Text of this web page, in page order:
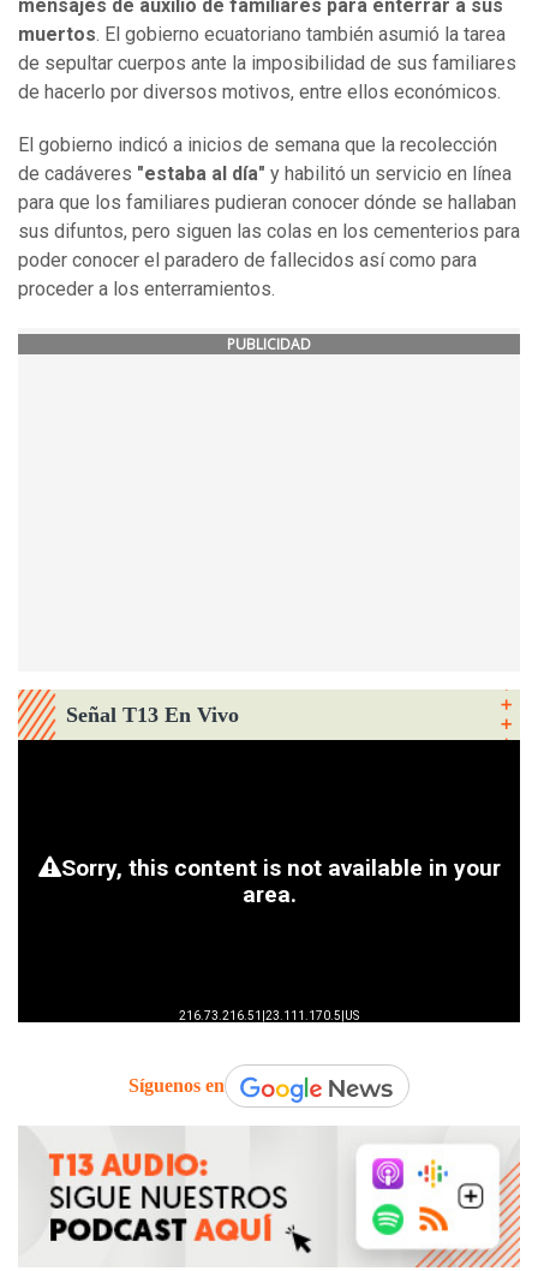
mensajes de auxilio de familiares para enterrar a sus
muertos. El gobierno ecuatoriano también asumió la tarea
de sepultar cuerpos ante la imposibilidad de sus familiares
de hacerlo por diversos motivos, entre ellos económicos.
El gobierno indicó a inicios de semana que la recolección
de cadáveres "estaba al día" y habilitó un servicio en línea
para que los familiares pudieran conocer dónde se hallaban
sus difuntos, pero siguen las colas en los cementerios para
poder conocer el paradero de fallecidos así como para
proceder a los enterramientos.
PUBLICIDAD
Señal T13 En Vivo
Síguenos en